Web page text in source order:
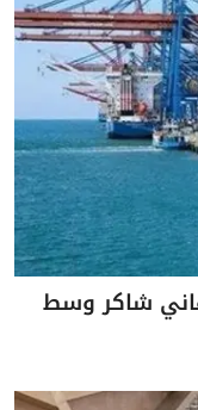
هاني شاكر وسط